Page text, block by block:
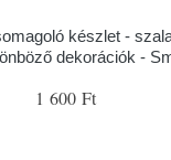
készlet -
dekorációk -
1 600 Ft